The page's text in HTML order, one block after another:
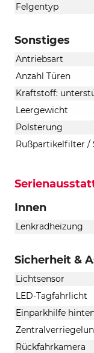
Felgentyp
Sonstiges
Antriebsart
Anzahl Türen
Kraftstoff:
Leergewicht
Polsterung
Rußpartikelfilter /
Innen
Lenkradheizung
Sicherheit &
Lichtsensor
LED-Tagfahrlicht
Einparkhilfe
Rückfahrkamera